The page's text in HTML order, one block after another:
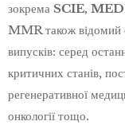
зокрема SCIE,
MMR також відомий
випусків: серед
критичних станів,
регенеративної
онкології тощо.